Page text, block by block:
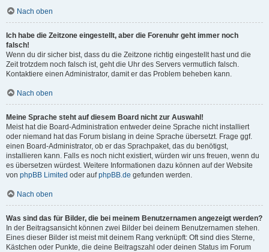
Nach oben
Ich habe die Zeitzone eingestellt, aber die Forenuhr geht immer noch
falsch!
Wenn du dir sicher bist, dass du die Zeitzone richtig eingestellt hast und die
Zeit trotzdem noch falsch ist, geht die Uhr des Servers vermutlich falsch.
Kontaktiere einen Administrator, damit er das Problem beheben kann.
Nach oben
Meine Sprache steht auf diesem Board nicht zur Auswahl!
Meist hat die Board-Administration entweder deine Sprache nicht installiert
oder niemand hat das Forum bislang in deine Sprache übersetzt. Frage ggf.
einen Board-Administrator, ob er das Sprachpaket, das du benötigst,
installieren kann. Falls es noch nicht existiert, würden wir uns freuen, wenn du
es übersetzen würdest. Weitere Informationen dazu können auf der Website
von phpBB Limited oder aufphpBB.de gefunden werden.
Nach oben
Was sind das für Bilder, die bei meinem Benutzernamen angezeigt werden?
In der Beitragsansicht können zwei Bilder bei deinem Benutzernamen stehen.
Eines dieser Bilder ist meist mit deinem Rang verknüpft: Oft sind dies Sterne,
Kästchen oder Punkte, die deine Beitragszahl oder deinen Status im Forum